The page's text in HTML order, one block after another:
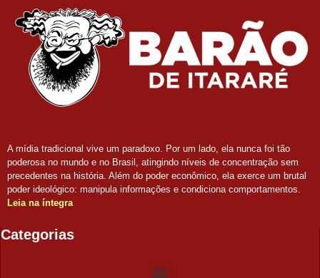
A mídia tradicional vive um paradoxo. Por um lado, ela nunca foi tão
poderosa no mundo e no Brasil, atingindo níveis de concentração sem
precedentes na história. Além do poder econômico, ela exerce um brutal
poder ideológico: manipula informações e condiciona comportamentos.
Leia na íntegra
Categorias